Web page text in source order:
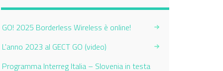
GO! 2025 Borderless Wireless è online!
L'anno 2023 al GECT GO (video)
Programma Interreg Italia – Slovenia in testa